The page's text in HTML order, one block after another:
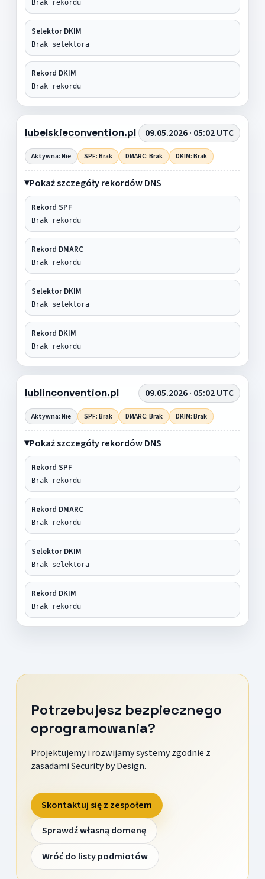
Brak rekordu
Selektor DKIM
Brak selektora
Rekord DKIM
Brak rekordu
lubelskieconvention.pl 09.05.2026 · 05:02 UTC
Aktywna: Nie SPF: Brak DMARC: Brak DKIM: Brak
Pokaż szczegóły rekordów DNS
Rekord SPF
Brak rekordu
Rekord DMARC
Brak rekordu
Selektor DKIM
Brak selektora
Rekord DKIM
Brak rekordu
lublinconvention.pl 09.05.2026 · 05:02 UTC
Aktywna: Nie SPF: Brak DMARC: Brak DKIM: Brak
Pokaż szczegóły rekordów DNS
Rekord SPF
Brak rekordu
Rekord DMARC
Brak rekordu
Selektor DKIM
Brak selektora
Rekord DKIM
Brak rekordu
Potrzebujesz bezpiecznego
oprogramowania?
Projektujemy i rozwijamy systemy zgodnie z
zasadami Security by Design.
Skontaktuj się z zespołem
Sprawdź własną domenę
Wróć do listy podmiotów